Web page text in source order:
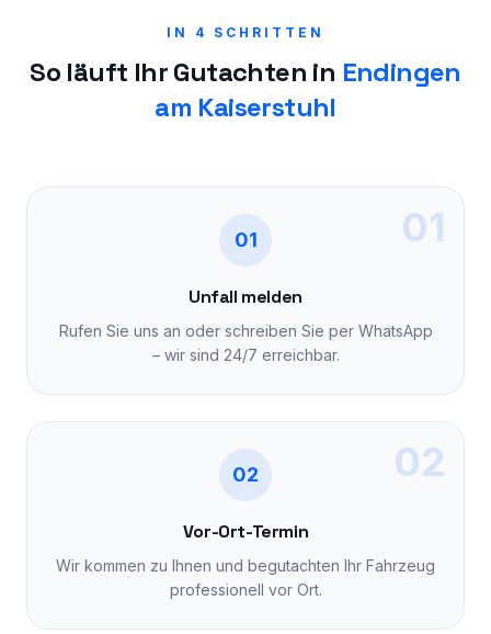
IN 4 SCHRITTEN
So läuft Ihr Gutachten in Endingen
am Kaiserstuhl
01
01
Unfall melden
Rufen Sie uns an oder schreiben Sie per WhatsApp
– wir sind 24/7 erreichbar.
02
02
Vor-Ort-Termin
Wir kommen zu Ihnen und begutachten Ihr Fahrzeug
professionell vor Ort.